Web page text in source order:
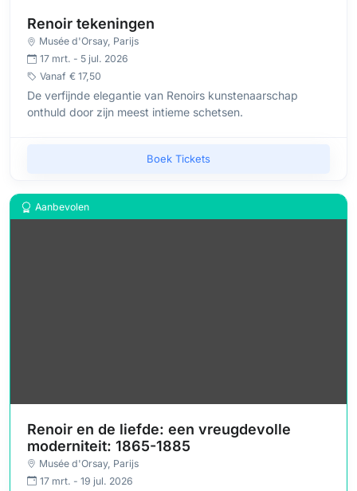
Renoir tekeningen
Musée d'Orsay, Parijs
17 mrt. - 5 jul. 2026
Vanaf € 17,50
De verfijnde elegantie van Renoirs kunstenaarschap
onthuld door zijn meest intieme schetsen.
Boek Tickets
Aanbevolen
Renoir en de liefde: een vreugdevolle
moderniteit: 1865-1885
Musée d'Orsay, Parijs
17 mrt. - 19 jul. 2026